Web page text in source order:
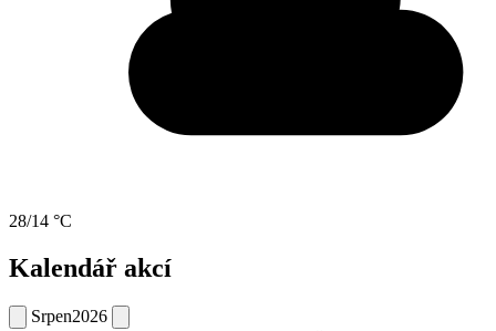
28/14 °C
Kalendář akcí
Srpen2026